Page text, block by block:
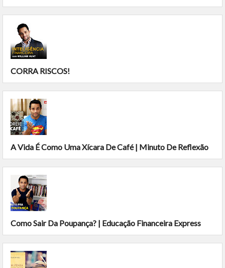
CORRA RISCOS!
A Vida É Como Uma Xícara De Café | Minuto De Reflexão
Como Sair Da Poupança? | Educação Financeira Express